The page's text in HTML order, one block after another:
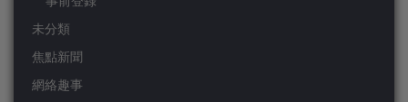
未分類
焦點新聞
網絡趣事